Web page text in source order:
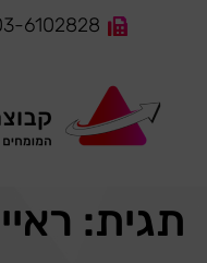
6102828
תגית: